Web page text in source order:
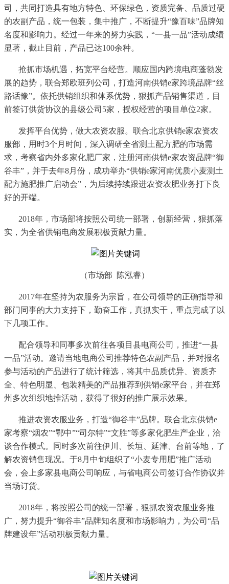
司，共同打造具有地方特色、环保绿色，资质完备、品质过硬
的农副产品，统一包装，集中推广，不断提升“豫百味”品牌知
名度和影响力。经过一年来的努力实践，“一县一品”活动成绩
显著，截止目前，产品已达100余种。
抢抓市场机遇，拓宽平台经营。顺应国内跨境电商蓬勃发
展的趋势，联合郑欧班列公司，打造河南供销e家跨境品牌“丝
路话豫”。依托供销组织和体系优势，狠抓产品销售渠道，目
前签订供货协议的县级公司5家，授权经营的项目单位2家。
发挥平台优势，做大农资农服。联合北京供销e家农资农
服部，用时3个月时间，深入调研全省测土配方肥的市场需
求，考察省内外多家化肥厂家，注册河南供销e家农资品牌“御
谷丰”，并于去年8月份，成功举办“供销e家河南优质小麦测土
配方施肥推广启动会”，为后续持续跟进农资农肥业务打下良
好的开端。
2018年，市场部将按照公司统一部署，创新经营，狠抓落
实，为全省供销电商发展积极贡献力量。
（市场部 陈泓睿）
2017年在坚持为农服务为宗旨，在公司领导的正确指导和
部门同事的大力支持下，勤奋工作，真抓实干，重点完成了以
下几项工作。
配合领导和同事多次前往各项目县电商公司，推进“一县
一品”活动。邀请当地电商公司推荐特色农副产品，并对报名
参与活动的产品进行了统计筛选，将其中品质优异、资质齐
全、特色明显、包装精美的产品推荐到供销e家平台，并在郑
州多次组织地推活动，获得了很好的推广展示效果。
推进农资农服业务，打造“御谷丰”品牌。联合北京供销e
家考察“烟农”“鄂中”“司尔特”“文胜”等多家化肥生产企业，洽
谈合作模式。同时多次前往伊川、长垣、延津、台前等地，了
解农资销售现况。于8月中旬组织了“小麦专用肥”推广活动
会，会上多家县电商公司响应，与省电商公司签订合作协议并
当场订货。
2018年，将按照公司的统一部署，狠抓农资农服业务推
广，努力提升“御谷丰”品牌知名度和市场影响力，为公司“品
牌建设年”活动积极贡献力量。